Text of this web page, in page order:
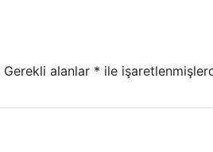
Gerekli alanlar * ile